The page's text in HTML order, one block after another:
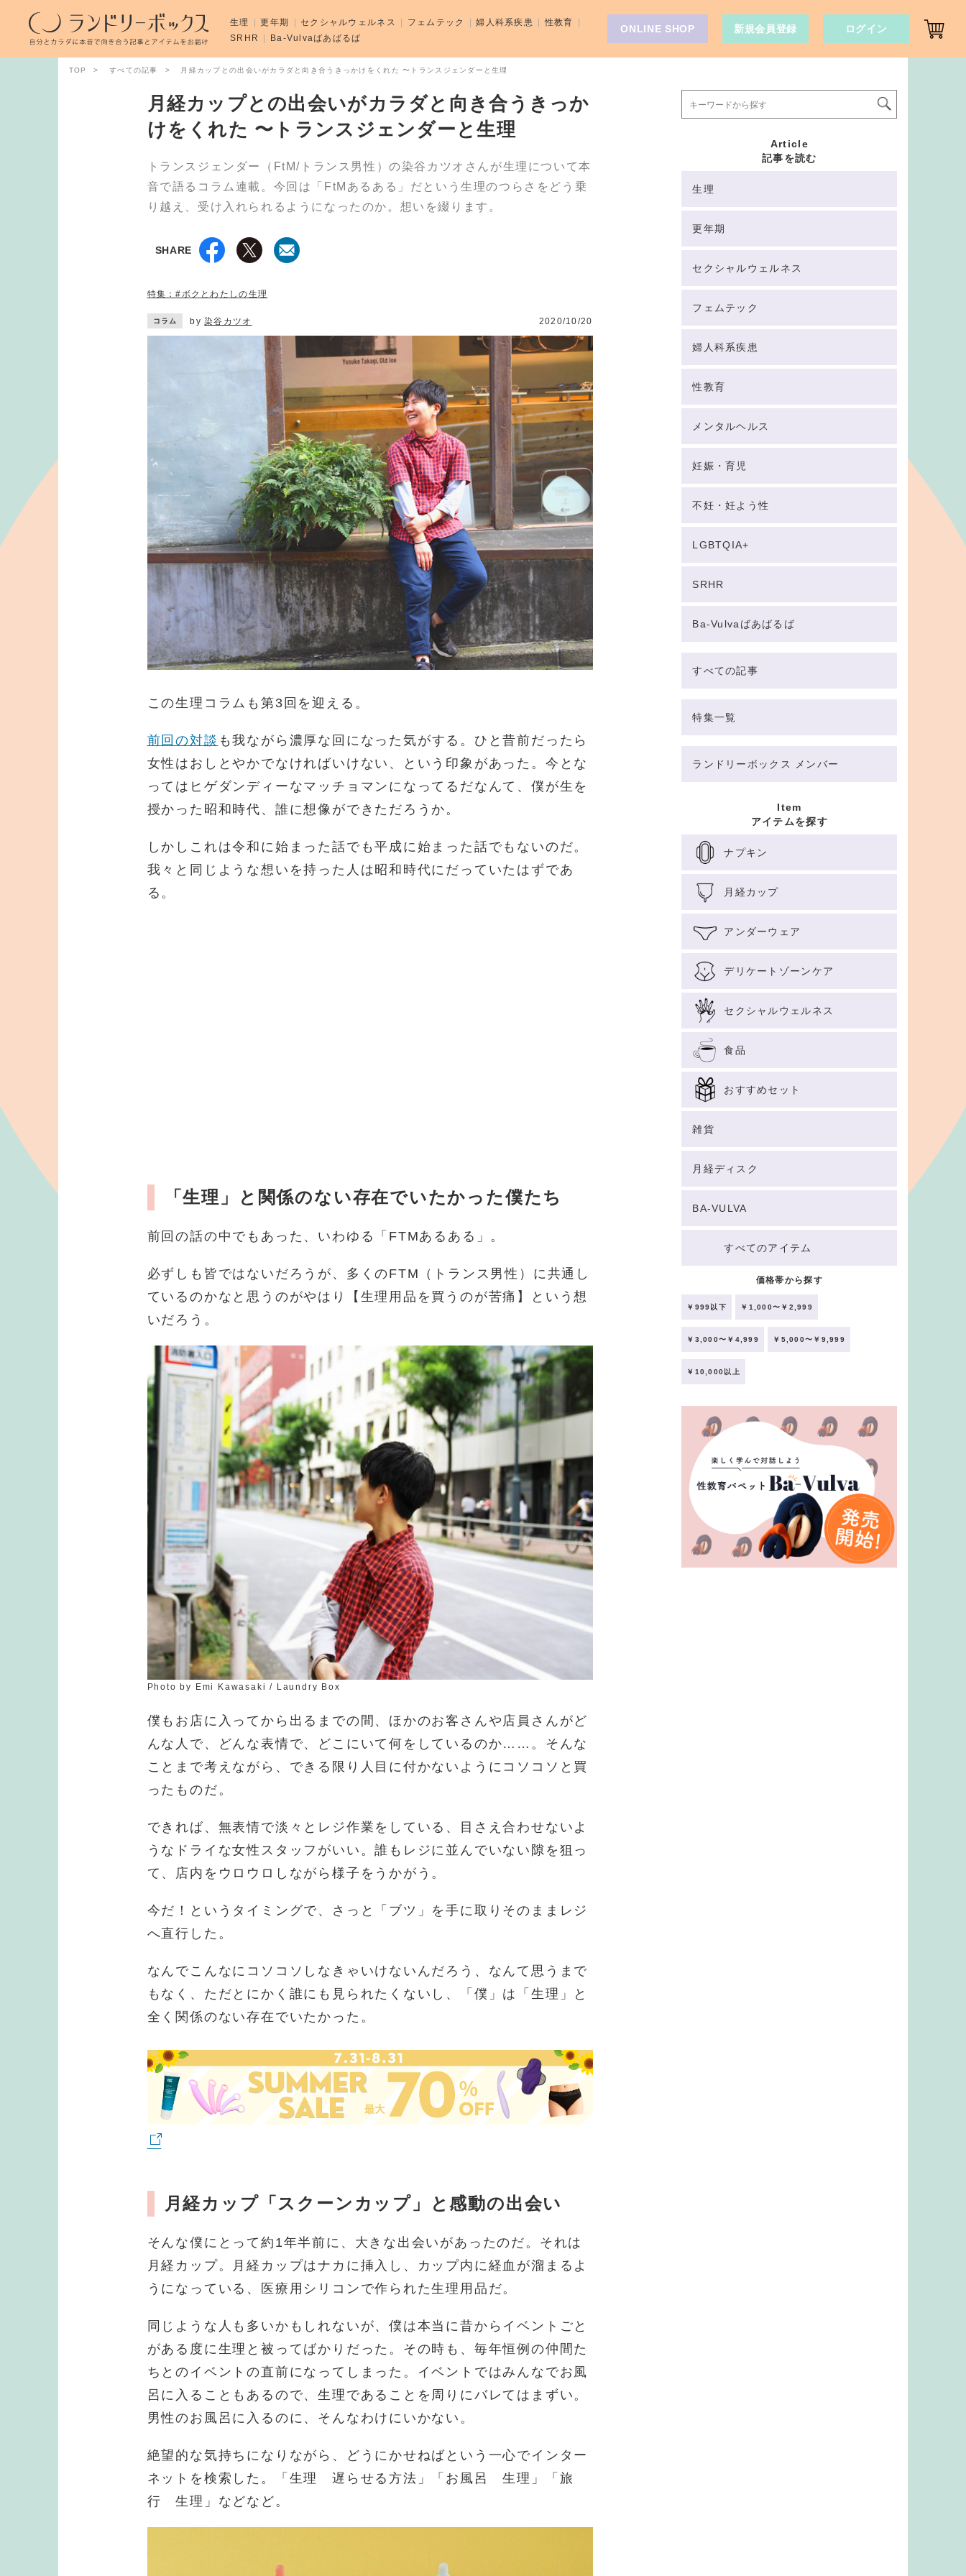
TOP すべての記事 月経カップとの出会いがカラダと向き合うきっかけをくれた 〜トランスジェンダーと生理
月経カップとの出会いがカラダと向き合うきっか
けをくれた 〜トランスジェンダーと生理
トランスジェンダー（FtM/トランス男性）の染谷カツオさんが生理について本
音で語るコラム連載。今回は「FtMあるある」だという生理のつらさをどう乗
り越え、受け入れられるようになったのか。想いを綴ります。
SHARE
特集：#ボクとわたしの生理
コラム by染谷カツオ 2020/10/20
この生理コラムも第3回を迎える。
前回の対談 も我ながら濃厚な回になった気がする。ひと昔前だったら
女性はおしとやかでなければいけない、という印象があった。今とな
ってはヒゲダンディーなマッチョマンになってるだなんて、僕が生を
授かった昭和時代、誰に想像ができただろうか。
しかしこれは令和に始まった話でも平成に始まった話でもないのだ。
我々と同じような想いを持った人は昭和時代にだっていたはずであ
る。
「生理」と関係のない存在でいたかった僕たち
前回の話の中でもあった、いわゆる「FTMあるある」。
必ずしも皆ではないだろうが、多くのFTM（トランス男性）に共通し
ているのかなと思うのがやはり【生理用品を買うのが苦痛】という想
いだろう。
Photo by Emi Kawasaki / Laundry Box
僕もお店に入ってから出るまでの間、ほかのお客さんや店員さんがど
んな人で、どんな表情で、どこにいて何をしているのか……。そんな
ことまで考えながら、できる限り人目に付かないようにコソコソと買
ったものだ。
できれば、無表情で淡々とレジ作業をしている、目さえ合わせないよ
うなドライな女性スタッフがいい。誰もレジに並んでいない隙を狙っ
て、店内をウロウロしながら様子をうかがう。
今だ！というタイミングで、さっと「ブツ」を手に取りそのままレジ
へ直行した。
なんでこんなにコソコソしなきゃいけないんだろう、なんて思うまで
もなく、ただとにかく誰にも見られたくないし、「僕」は「生理」と
全く関係のない存在でいたかった。
月経カップ「スクーンカップ」と感動の出会い
そんな僕にとって約1年半前に、大きな出会いがあったのだ。それは
月経カップ。月経カップはナカに挿入し、カップ内に経血が溜まるよ
うになっている、医療用シリコンで作られた生理用品だ。
同じような人も多いかもしれないが、僕は本当に昔からイベントごと
がある度に生理と被ってばかりだった。その時も、毎年恒例の仲間た
ちとのイベントの直前になってしまった。イベントではみんなでお風
呂に入ることもあるので、生理であることを周りにバレてはまずい。
男性のお風呂に入るのに、そんなわけにいかない。
絶望的な気持ちになりながら、どうにかせねばという一心でインター
ネットを検索した。「生理 遅らせる方法」「お風呂 生理」「旅
行 生理」などなど。
Article
記事を読む
生理
更年期
セクシャルウェルネス
フェムテック
婦人科系疾患
性教育
メンタルヘルス
妊娠・育児
不妊・妊よう性
LGBTQIA+
SRHR
Ba-Vulvaばあばるば
すべての記事
特集一覧
ランドリーボックス メンバー
Item
アイテムを探す
ナプキン
月経カップ
アンダーウェア
デリケートゾーンケア
セクシャルウェルネス
食品
おすすめセット
雑貨
月経ディスク
BA-VULVA
すべてのアイテム
価格帯から探す
￥999以下 ￥1,000〜￥2,999
￥3,000〜￥4,999 ￥5,000〜￥9,999
￥10,000以上
生理 更年期 セクシャルウェルネス フェムテック 婦人科系疾患
性教育
SRHR
Ba-Vulvaばあばるば
ONLINE SHOP 新規会員登録 ログイン